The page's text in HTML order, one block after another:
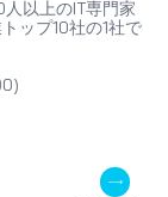
以上のIT専門家
ップ10社の1社で